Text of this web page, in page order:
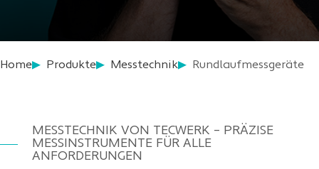
Home Produkte Messtechnik Rundlaufmessgeräte
MESSTECHNIK VON TECWERK – PRÄZISE
MESSINSTRUMENTE FÜR ALLE
ANFORDERUNGEN